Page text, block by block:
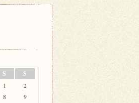
S S
1
2
8
9